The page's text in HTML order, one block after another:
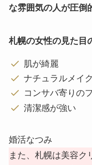
な雰囲気の人が圧倒
札幌の女性の見た目
肌が綺麗
ナチュラルメイク
コンサバ寄りの
清潔感が強い
婚活なつみ
また、札幌は美容ク